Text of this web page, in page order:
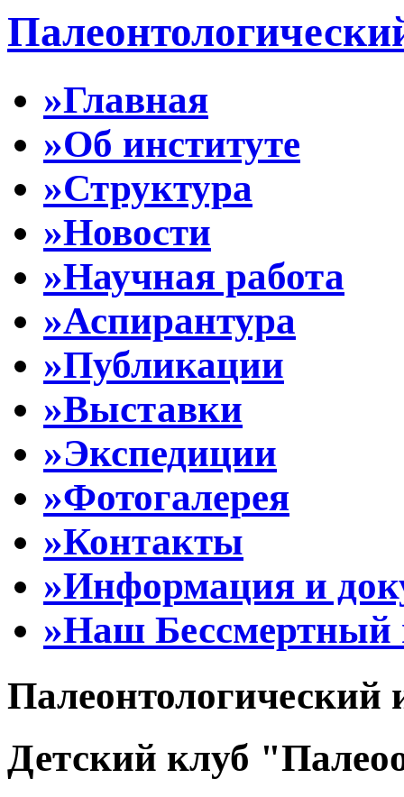
»Главная
»Об институте
»Структура
»Новости
»Научная работа
»Аспирантура
»Публикации
»Выставки
»Экспедиции
»Фотогалерея
»Контакты
»Информация и
»Наш Бессмертный
Палеонтологический
Детский клуб